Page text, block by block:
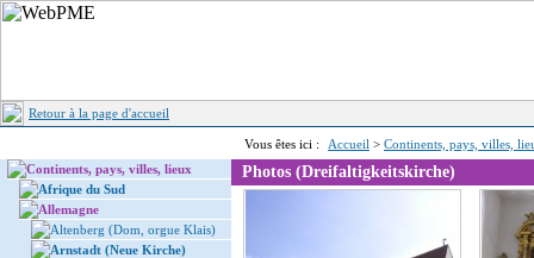
Retour à la page d'accueil
Vous êtes ici : Accueil > Continents, pays, villes,
Continents, pays, villes, lieux
Afrique du Sud
Allemagne
Altenberg (Dom, orgue Klais)
Arnstadt (Neue Kirche)
Photos (Dreifaltigkeitskirche)